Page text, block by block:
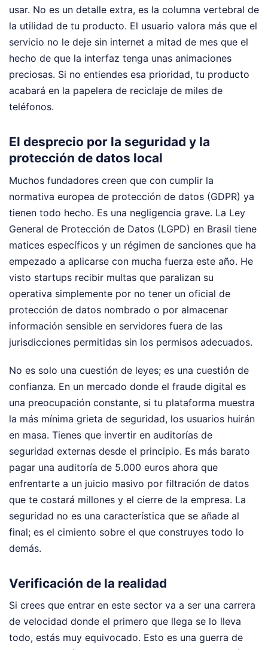
usar. No es un detalle extra, es la columna vertebral de
la utilidad de tu producto. El usuario valora más que el
servicio no le deje sin internet a mitad de mes que el
hecho de que la interfaz tenga unas animaciones
preciosas. Si no entiendes esa prioridad, tu producto
acabará en la papelera de reciclaje de miles de
teléfonos.
El desprecio por la seguridad y la
protección de datos local
Muchos fundadores creen que con cumplir la
normativa europea de protección de datos (GDPR) ya
tienen todo hecho. Es una negligencia grave. La Ley
General de Protección de Datos (LGPD) en Brasil tiene
matices específicos y un régimen de sanciones que ha
empezado a aplicarse con mucha fuerza este año. He
visto startups recibir multas que paralizan su
operativa simplemente por no tener un oficial de
protección de datos nombrado o por almacenar
información sensible en servidores fuera de las
jurisdicciones permitidas sin los permisos adecuados.
No es solo una cuestión de leyes; es una cuestión de
confianza. En un mercado donde el fraude digital es
una preocupación constante, si tu plataforma muestra
la más mínima grieta de seguridad, los usuarios huirán
en masa. Tienes que invertir en auditorías de
seguridad externas desde el principio. Es más barato
pagar una auditoría de 5.000 euros ahora que
enfrentarte a un juicio masivo por filtración de datos
que te costará millones y el cierre de la empresa. La
seguridad no es una característica que se añade al
final; es el cimiento sobre el que construyes todo lo
demás.
Verificación de la realidad
Si crees que entrar en este sector va a ser una carrera
de velocidad donde el primero que llega se lo lleva
todo, estás muy equivocado. Esto es una guerra de